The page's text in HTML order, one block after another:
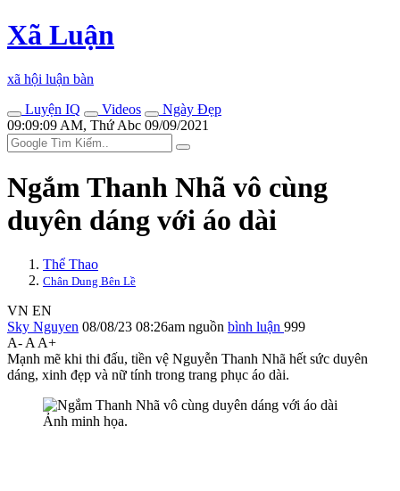
Xã Luận
xã hội luận bàn
Luyện IQ
Videos
Ngày Đẹp
09:09:09 AM, Thứ Abc 09/09/2021
Ngắm Thanh Nhã vô cùng
duyên dáng với áo dài
Thể Thao
Chân Dung Bên Lề
VN EN
Sky Nguyen 08/08/23 08:26am nguồn bình luận 999
A- A A+
Mạnh mẽ khi thi đấu, tiền vệ Nguyễn Thanh Nhã hết sức duyên
dáng, xinh đẹp và nữ tính trong trang phục áo dài.
Ảnh minh họa.